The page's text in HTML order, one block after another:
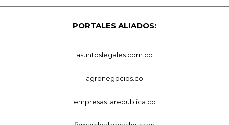
PORTALES ALIADOS:
asuntoslegales.com.co
agronegocios.co
empresas.larepublica.co